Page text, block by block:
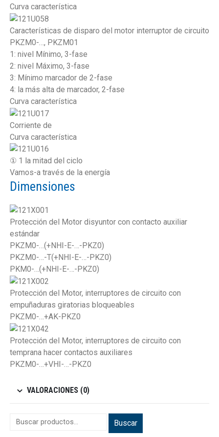
Curva característica
Características de disparo del motor interruptor de circuito
PKZM0-…, PKZM01
1: nivel Mínimo, 3-fase
2: nivel Máximo, 3-fase
3: Mínimo marcador de 2-fase
4: la más alta de marcador, 2-fase
Curva característica
Corriente de
Curva característica
① 1 la mitad del ciclo
Vamos-a través de la energía
Dimensiones
Protección del Motor disyuntor con contacto auxiliar
estándar
PKZM0-…(+NHI-E-…-PKZ0)
PKZM0-…-T(+NHI-E-…-PKZ0)
PKM0-…(+NHI-E-…-PKZ0)
Protección del Motor, interruptores de circuito con
empuñaduras giratorias bloqueables
PKZM0-…+AK-PKZ0
Protección del Motor, interruptores de circuito con
temprana hacer contactos auxiliares
PKZM0-…+VHI-…-PKZ0
VALORACIONES (0)
Buscar